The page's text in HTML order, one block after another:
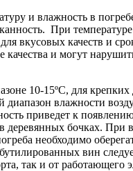
и влажность в
При
вкусовых качеств и
и могут
10-15ºС, для
влажности
приведет к
деревянных бочках. При
необходимо
вин
так и от работающего